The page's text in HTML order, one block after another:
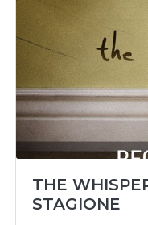
THE
STAGIONE